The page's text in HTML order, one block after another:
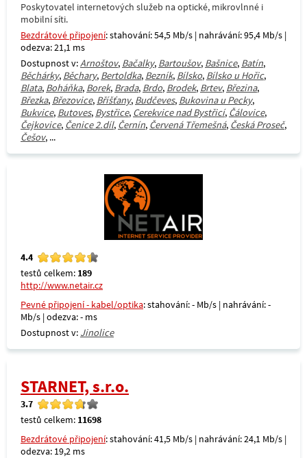
Poskytovatel internetových služeb na optické, mikrovlnné i
mobilní síti.
Bezdrátové připojení: stahování: 54,5 Mb/s | nahrávání: 95,4 Mb/s |
odezva: 21,1 ms
Dostupnost v:Arnoštov, Bačalky, Bartoušov, Bašnice, Batín,
Běchárky, Běchary, Bertoldka, Bezník, Bílsko, Bílsko u Hořic,
Blata, Boháňka, Borek, Brada, Brdo, Brodek, Brtev, Březina,
Březka, Březovice, Bříšťany, Budčeves, Bukovina u Pecky,
Bukvice, Butoves, Bystřice, Cerekvice nad Bystřicí, Čálovice,
Čejkovice, Čenice 2.díl, Černín, Červená Třemešná, Česká Proseč,
Češov, ...
4.4
testů celkem: 189
http://www.netair.cz
Pevné připojení - kabel/optika: stahování: - Mb/s | nahrávání: -
Mb/s | odezva: - ms
Dostupnost v: Jinolice
STARNET, s.r.o.
3.7
testů celkem: 11698
Bezdrátové připojení: stahování: 41,5 Mb/s | nahrávání: 24,1 Mb/s |
odezva: 19,2 ms